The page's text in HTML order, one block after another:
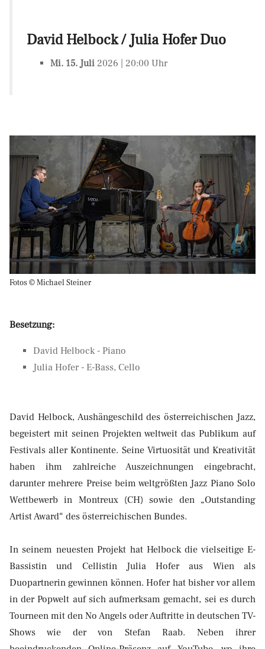
David Helbock / Julia Hofer Duo
Mi. 15. Juli 2026 | 20:00 Uhr
Fotos © Michael Steiner
Besetzung:
David Helbock - Piano
Julia Hofer - E-Bass, Cello
David Helbock, Aushängeschild des österreichischen Jazz,
begeistert mit seinen Projekten weltweit das Publikum auf
Festivals aller Kontinente. Seine Virtuosität und Kreativität
haben ihm zahlreiche Auszeichnungen eingebracht,
darunter mehrere Preise beim weltgrößten Jazz Piano Solo
Wettbewerb in Montreux (CH) sowie den „Outstanding
Artist Award“ des österreichischen Bundes.
In seinem neuesten Projekt hat Helbock die vielseitige E-
Bassistin und Cellistin Julia Hofer aus Wien als
Duopartnerin gewinnen können. Hofer hat bisher vor allem
in der Popwelt auf sich aufmerksam gemacht, sei es durch
Tourneen mit den No Angels oder Auftritte in deutschen TV-
Shows wie der von Stefan Raab. Neben ihrer